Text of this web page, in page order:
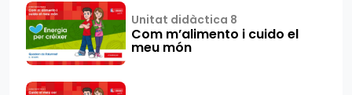
Unitat didàctica 8
Com m’alimento i cuido el
meu món